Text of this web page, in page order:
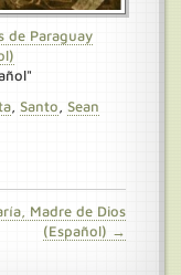
de Paraguay
Santo Sean
Madre de Dios
(Español) →